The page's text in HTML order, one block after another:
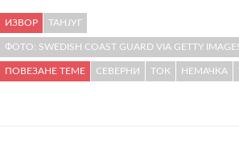
ИЗВОР ТАНЈУГ
ФОТО: SWEDISH COAST GUARD VIA GETTY
ПОВЕЗАНЕ ТЕМЕ СЕВЕРНИ ТОК НЕМАЧКА